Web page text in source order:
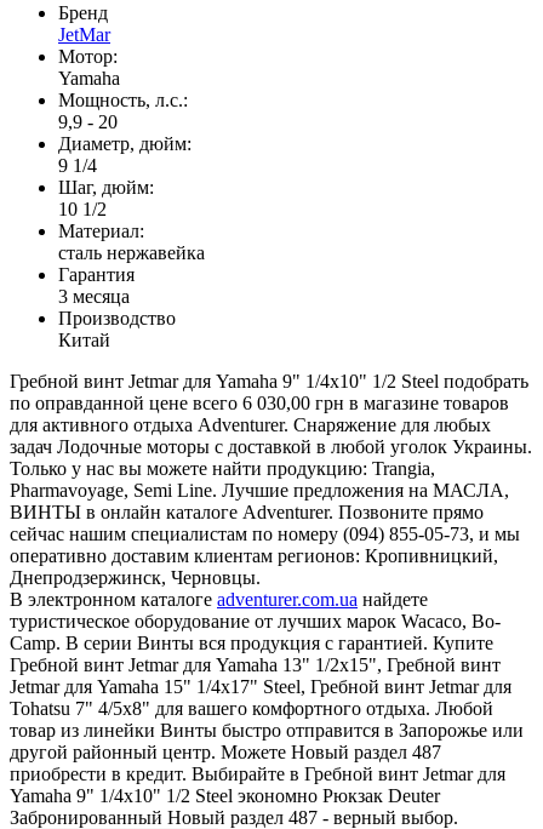
Бренд
JetMar
Мотор:
Yamaha
Мощность, л.с.:
9,9 - 20
Диаметр, дюйм:
9 1/4
Шаг, дюйм:
10 1/2
Материал:
сталь нержавейка
Гарантия
3 месяца
Производство
Китай
Гребной винт Jetmar для Yamaha 9" 1/4x10" 1/2 Steel подобрать
по оправданной цене всего 6 030,00 грн в магазине товаров
для активного отдыха Adventurer. Снаряжение для любых
задач Лодочные моторы с доставкой в любой уголок Украины.
Только у нас вы можете найти продукцию: Trangia,
Pharmavoyage, Semi Line. Лучшие предложения на МАСЛА,
ВИНТЫ в онлайн каталоге Adventurer. Позвоните прямо
сейчас нашим специалистам по номеру (094) 855-05-73, и мы
оперативно доставим клиентам регионов: Кропивницкий,
Днепродзержинск, Черновцы.
В электронном каталоге adventurer.com.ua найдете
туристическое оборудование от лучших марок Wacaco, Bo-
Camp. В серии Винты вся продукция с гарантией. Купите
Гребной винт Jetmar для Yamaha 13" 1/2x15", Гребной винт
Jetmar для Yamaha 15" 1/4x17" Steel, Гребной винт Jetmar для
Tohatsu 7" 4/5x8" для вашего комфортного отдыха. Любой
товар из линейки Винты быстро отправится в Запорожье или
другой районный центр. Можете Новый раздел 487
приобрести в кредит. Выбирайте в Гребной винт Jetmar для
Yamaha 9" 1/4x10" 1/2 Steel экономно Рюкзак Deuter
Забронированный Новый раздел 487 - верный выбор.